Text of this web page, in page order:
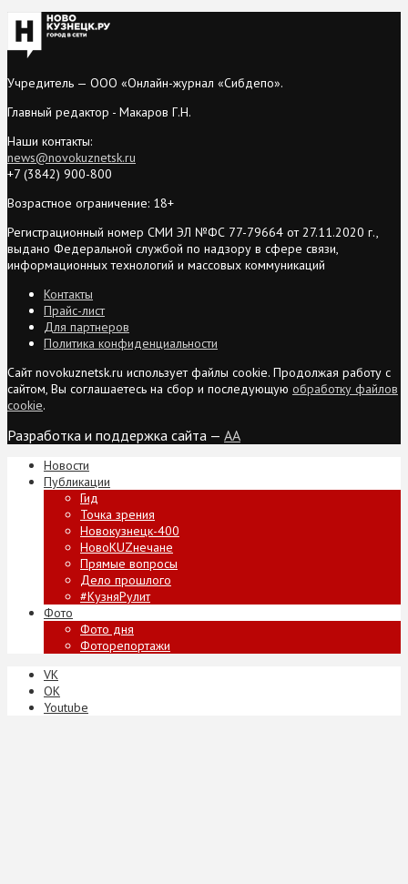
Учредитель — ООО «Онлайн-журнал «Сибдепо».
Главный редактор - Макаров Г.Н.
Наши контакты:
news@novokuznetsk.ru
+7 (3842) 900-800
Возрастное ограничение: 18+
Регистрационный номер СМИ ЭЛ №ФС 77-79664 от 27.11.2020 г.,
выдано Федеральной службой по надзору в сфере связи,
информационных технологий и массовых коммуникаций
Контакты
Прайс-лист
Для партнеров
Политика конфиденциальности
Сайт novokuznetsk.ru использует файлы cookie. Продолжая работу с
сайтом, Вы соглашаетесь на сбор и последующую обработку файлов
cookie.
Разработка и поддержка сайта — AA
Новости
Публикации
Гид
Точка зрения
Новокузнецк-400
НовоKUZнечане
Прямые вопросы
Дело прошлого
#КузняРулит
Фото
Фото дня
Фоторепортажи
VK
ОК
Youtube